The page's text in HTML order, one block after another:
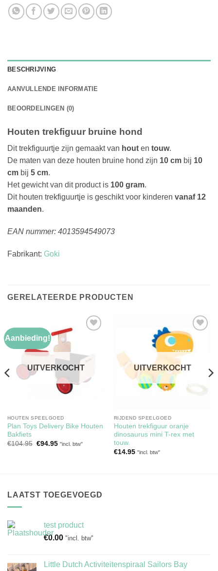
BESCHRIJVING
AANVULLENDE INFORMATIE
BEOORDELINGEN (0)
Houten trekfiguur bruine hond
Dit trekfiguurtje zijn gemaakt van hout en touw.
De maten van deze houten bruine hond zijn 10 cm bij 10
cm bij 5 cm.
Het gewicht van dit product is 100 gram.
Dit houten trekfiguurtje is geschikt voor kinderen vanaf 12
maanden.
EAN nummer: 4013594549073
Fabrikant: Goki
GERELATEERDE PRODUCTEN
Aanbieding!
verlanglijst
UITVERKOCHT
HOUTEN SPEELGOED
Plan Toys Delivery Bike Houten
Bakfiets
€104.95 Oorspronkelijke
€94.95Huidige
"incl. btw"
Toevoegen
aan
verlanglijst
UITVERKOCHT
RIJDEND SPEELGOED
Houten trekfiguur oranje
dinosaurus mini T-rex met
touw.
€14.95 "incl. btw"
LAATST TOEGEVOEGD
test product
€0.00 "incl. btw"
Little Dutch Activiteitenspiraal Sailors Bay